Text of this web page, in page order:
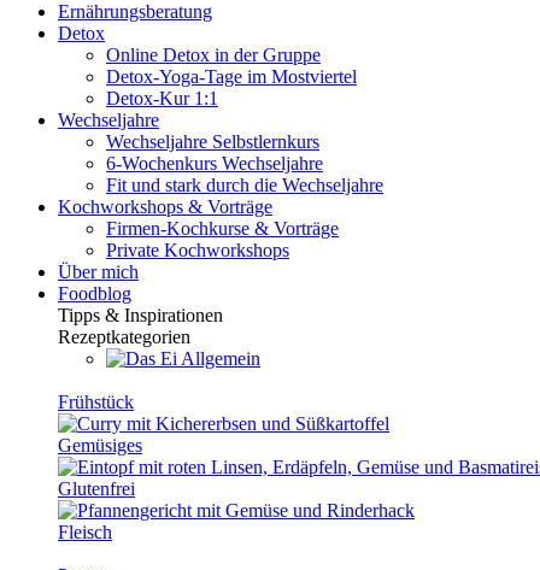
Ernährungsberatung
Detox
Online Detox in der Gruppe
Detox-Yoga-Tage im Mostviertel
Detox-Kur 1:1
Wechseljahre
Wechseljahre Selbstlernkurs
6-Wochenkurs Wechseljahre
Fit und stark durch die Wechseljahre
Kochworkshops & Vorträge
Firmen-Kochkurse & Vorträge
Private Kochworkshops
Über mich
Foodblog
Tipps & Inspirationen
Rezeptkategorien
Allgemein
Frühstück
Gemüsiges
Glutenfrei
Fleisch